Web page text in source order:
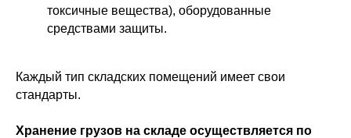
токсичные вещества), оборудованные
средствами защиты.
Каждый тип складских помещений имеет свои
стандарты.
Хранение грузов на складе осуществляется по